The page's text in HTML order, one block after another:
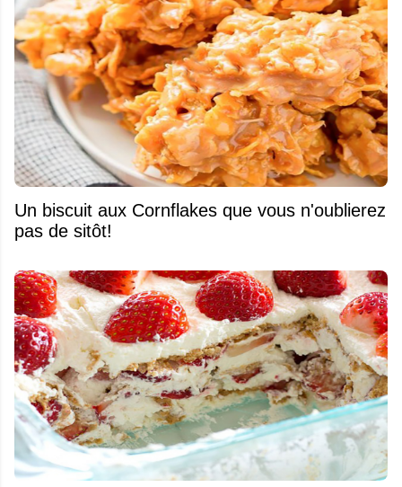
Un biscuit aux Cornflakes que vous n'oublierez
pas de sitôt!